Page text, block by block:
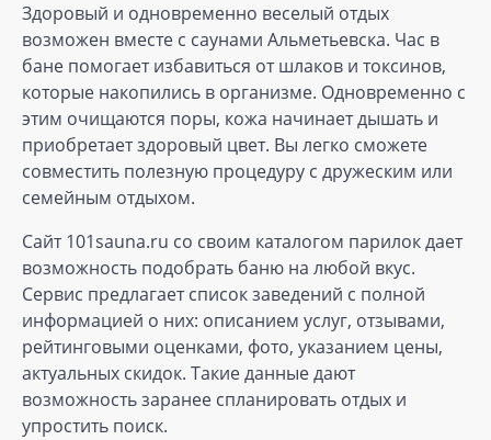
Здоровый и одновременно веселый отдых
возможен вместе с саунами Альметьевска. Час в
бане помогает избавиться от шлаков и токсинов,
которые накопились в организме. Одновременно с
этим очищаются поры, кожа начинает дышать и
приобретает здоровый цвет. Вы легко сможете
совместить полезную процедуру с дружеским или
семейным отдыхом.
Сайт 101sauna.ru со своим каталогом парилок дает
возможность подобрать баню на любой вкус.
Сервис предлагает список заведений с полной
информацией о них: описанием услуг, отзывами,
рейтинговыми оценками, фото, указанием цены,
актуальных скидок. Такие данные дают
возможность заранее спланировать отдых и
упростить поиск.